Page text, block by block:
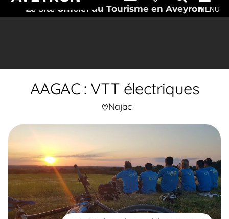
Le site officiel du Tourisme en AveyronMENU
AAGAC : VTT électriques
Najac